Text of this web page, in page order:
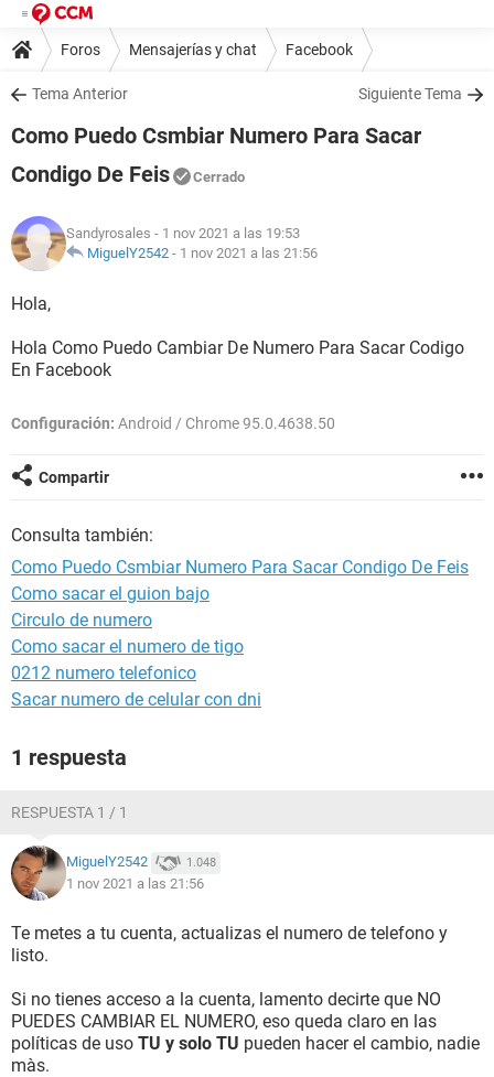
Foros Mensajerías y chat Facebook
Tema Anterior Siguiente Tema
Como Puedo Csmbiar Numero Para Sacar
Condigo De Feis
Cerrado
Sandyrosales - 1 nov 2021 a las 19:53
MiguelY2542 - 1 nov 2021 a las 21:56
Hola,
Hola Como Puedo Cambiar De Numero Para Sacar Codigo
En Facebook
Configuración: Android / Chrome 95.0.4638.50
Compartir
Consulta también:
Como Puedo Csmbiar Numero Para Sacar Condigo De Feis
Como sacar el guion bajo
Circulo de numero
Como sacar el numero de tigo
0212 numero telefonico
Sacar numero de celular con dni
1 respuesta
RESPUESTA 1 / 1
MiguelY2542 1.048
1 nov 2021 a las 21:56
Te metes a tu cuenta, actualizas el numero de telefono y
listo.
Si no tienes acceso a la cuenta, lamento decirte que NO
PUEDES CAMBIAR EL NUMERO, eso queda claro en las
políticas de uso TU y solo TU pueden hacer el cambio, nadie
màs.